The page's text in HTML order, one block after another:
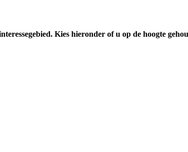
Kies hieronder of u op de hoogte